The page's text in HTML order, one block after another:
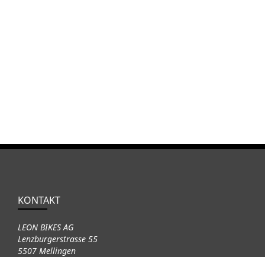
KONTAKT
LEON BIKES AG
Lenzburgerstrasse 55
5507 Mellingen